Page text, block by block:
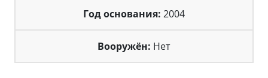
Год основания: 2004
Вооружён: Нет